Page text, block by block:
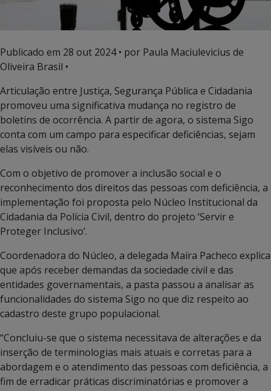
Publicado em 28 out 2024• por Paula Maciulevicius de
Oliveira Brasil •
Articulação entre Justiça, Segurança Pública e Cidadania
promoveu uma significativa mudança no registro de
boletins de ocorrência. A partir de agora, o sistema Sigo
conta com um campo para especificar deficiências, sejam
elas visíveis ou não.
Com o objetivo de promover a inclusão social e o
reconhecimento dos direitos das pessoas com deficiência, a
implementação foi proposta pelo Núcleo Institucional da
Cidadania da Polícia Civil, dentro do projeto ‘Servir e
Proteger Inclusivo’.
Coordenadora do Núcleo, a delegada Maíra Pacheco explica
que após receber demandas da sociedade civil e das
entidades governamentais, a pasta passou a analisar as
funcionalidades do sistema Sigo no que diz respeito ao
cadastro deste grupo populacional.
“Concluiu-se que o sistema necessitava de alterações e da
inserção de terminologias mais atuais e corretas para a
abordagem e o atendimento das pessoas com deficiência, a
fim de erradicar práticas discriminatórias e promover a